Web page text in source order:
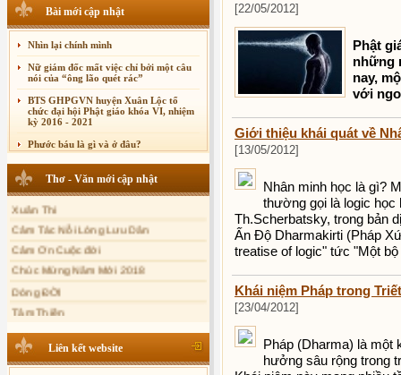
Bài mới cập nhật
Nhìn lại chính mình
Nữ giám đốc mất việc chỉ bởi một câu
nói của “ông lão quét rác”
BTS GHPGVN huyện Xuân Lộc tổ
chức đại hội Phật giáo khóa VI, nhiệm
kỳ 2016 - 2021
Phước báu là gì và ở đâu?
Sự thương-ghét của con người
Cải đạo: Nguyên nhân & giải pháp
Nỗi lòng của các bệnh nhân nghèo
An Giang: Tịnh thất Quy Nguyên
phát quà từ thiện tại xã Cư Yang
Tịnh xá Ngọc Đăng khai giảng Thiền
dành cho Người bận rộn
Thơ - Văn mới cập nhật
Cảm Tác Nỗi Lòng Lưu Dân
Cảm Ơn Cuộc đời
Chúc Mừng Năm Mới 2018
Dòng ĐỜI
Tâm Thiền
Kính mừng Phật Đản
Anh không chết đâu em
Liên kết website
[22/05/2012]
Phật
những
nay,
với
Giới thiệu khái quát về
[13/05/2012]
Nhân minh học là gì?
thường gọi là logic học
Th.Scherbatsky, trong bản
Ấn Ðộ Dharmakirti (Pháp
treatise of logic" tức "Một
Khái niệm Pháp trong
[23/04/2012]
Pháp (Dharma) là một
hưởng sâu rộng trong